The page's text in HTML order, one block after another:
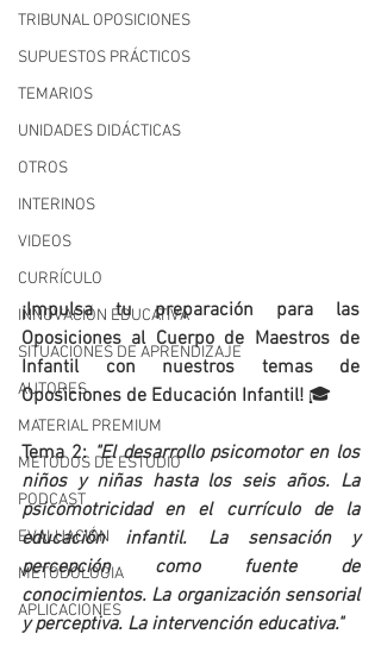
TRIBUNAL OPOSICIONES
SUPUESTOS PRÁCTICOS
TEMARIOS
UNIDADES DIDÁCTICAS
OTROS
INTERINOS
VIDEOS
CURRÍCULO
INNOVACIÓN EDUCATIVA
SITUACIONES DE APRENDIZAJE
AUTORES
MATERIAL PREMIUM
MÉTODOS DE ESTUDIO
PODCAST
EVALUACIÓN
METODOLOGIA
APLICACIONES
¡Impulsa tu preparación para las
Oposiciones al Cuerpo de Maestros de
Infantil con nuestros temas de
Oposiciones de Educación Infantil! 🎓
Tema 2: "El desarrollo psicomotor en los
niños y niñas hasta los seis años. La
psicomotricidad en el currículo de la
educación infantil. La sensación y
percepción como fuente de
conocimientos. La organización sensorial
y perceptiva. La intervención educativa."